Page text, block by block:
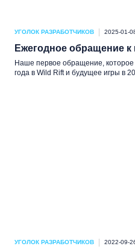
УГОЛОК РАЗРАБОТЧИКОВ 2025-01-
Ежегодное обращение к
Наше первое обращение,
года в Wild Rift и будущее игры в
УГОЛОК РАЗРАБОТЧИКОВ 2022-09-